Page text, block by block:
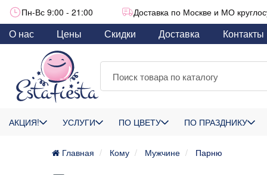
Пн-Вс 9:00 - 21:00 Доставка по Москве и МО
О нас Цены Скидки Доставка Контакты
АКЦИЯ! УСЛУГИ ПО ЦВЕТУ ПО ПРАЗДНИКУ
Главная Кому Мужчине Парню